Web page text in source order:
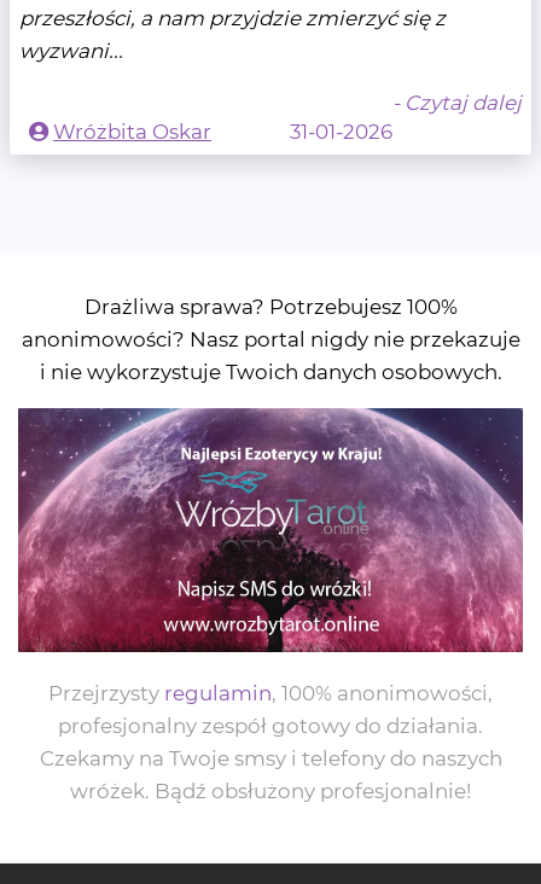
przeszłości, a nam przyjdzie zmierzyć się z
wyzwani...
- Czytaj dalej
Wróżbita Oskar
31-01-2026
Drażliwa sprawa? Potrzebujesz 100%
anonimowości? Nasz portal nigdy nie przekazuje
i nie wykorzystuje Twoich danych osobowych.
Przejrzysty regulamin, 100% anonimowości,
profesjonalny zespół gotowy do działania.
Czekamy na Twoje smsy i telefony do naszych
wróżek. Bądź obsłużony profesjonalnie!